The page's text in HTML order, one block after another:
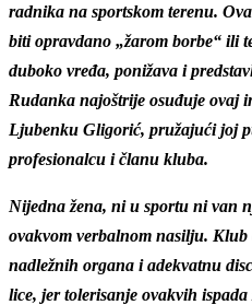
radnika na sportskom terenu.
biti opravdano „žarom borbe“ ili
duboko vređa, ponižava i
Rudanka najoštrije osuđuje ovaj
Ljubenku Gligorić, pružajući joj
profesionalcu i članu kluba.
Nijedna žena, ni u sportu ni van
ovakvom verbalnom nasilju.
nadležnih organa i adekvatnu
lice, jer tolerisanje ovakvih